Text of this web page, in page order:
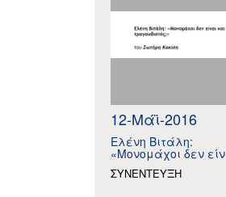
12-Μάϊ-2016
Ελένη Βιτάλη:
«Μονομάχοι δεν
ΣΥΝΕΝΤΕΥΞΗ